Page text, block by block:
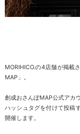
MORIHICO.の4店舗が掲載
MAP」。
創成おさんぽMAP公式アカ
ハッシュタグを付けて投稿
開催します。